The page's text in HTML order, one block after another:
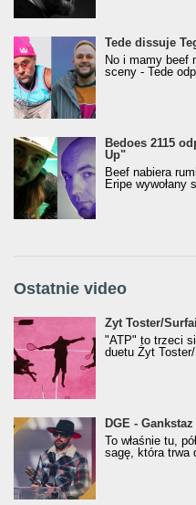
Tede dissuje
No i mamy beef
sceny - Tede
Bedoes 2115
Up"
Beef nabiera
Eripe wywołany
Ostatnie video
Żyt Toster/SurfAir - ATP
Żyt Toster/
"ATP" to trzeci
duetu Żyt
donGURALesko z
Klasyczny/
(Popkillery 2023)
DGE -
To właśnie tu,
sagę, która trwa